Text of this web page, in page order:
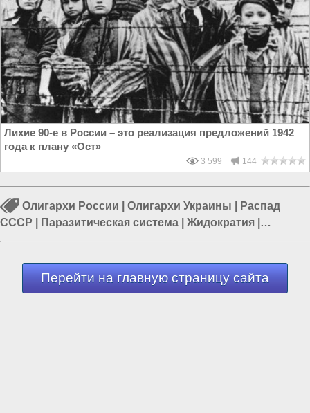
Лихие 90-е в России – это реализация предложений 1942
года к плану «Ост»
3 599 144
Олигархи России Олигархи Украины
Распад
СССР
Паразитическая система Жидократия
Комсомолец|Дмитрий Жуков
Перейти на главную страницу сайта